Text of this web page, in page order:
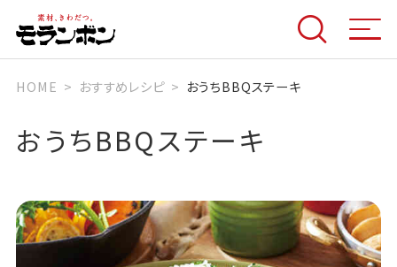
HOME おすすめレシピ おうちBBQステーキ
おうちBBQステーキ